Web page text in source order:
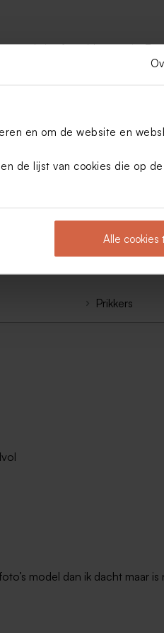
en om de website en
de lijst van cookies die op
Alle cookies
een cakeje of een bloempotje. Zo
Prikkers
model dan ik dacht maar is